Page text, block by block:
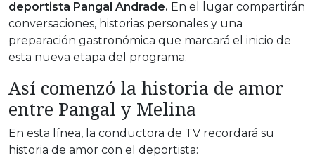
deportista Pangal Andrade. En el lugar compartirán
conversaciones, historias personales y una
preparación gastronómica que marcará el inicio de
esta nueva etapa del programa.
Así comenzó la historia de amor
entre Pangal y Melina
En esta línea, la conductora de TV recordará su
historia de amor con el deportista: